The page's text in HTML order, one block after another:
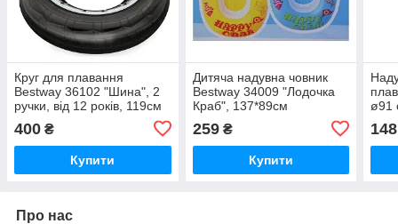
Круг для плавання
Bestway 36102 "Шина", 2
ручки, від 12 років, 119см
400 ₴
Купити
Дитяча надувна човник
Bestway 34009 "Лодочка
Краб", 137*89см
259₴
Купити
ø91
148
Про нас